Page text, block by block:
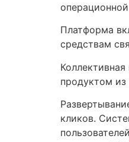
Платформа
средствам
продуктом
кликов.